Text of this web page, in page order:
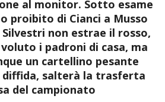
al monitor. Sotto esame
proibito di Cianci a Musso
non estrae il rosso,
i padroni di casa, ma
un cartellino pesante
diffida, salterà la trasferta
del campionato